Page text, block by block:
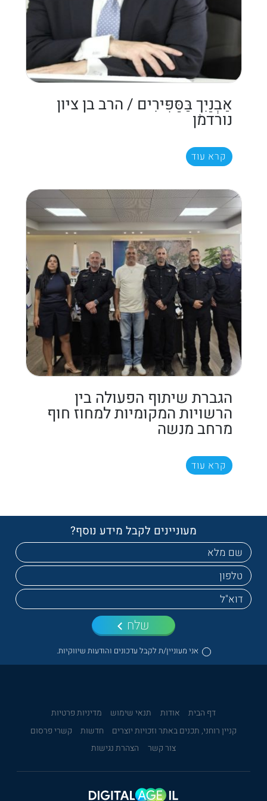
אַבְנַיִךְ בַּסַּפִּירִים / הרב בן ציון
נורדמן
קרא עוד
הגברת שיתוף הפעולה בין
הרשויות המקומיות למחוז חוף
מרחב מנשה
קרא עוד
מעוניינים לקבל מידע נוסף?
אני מעוניין/ת לקבל עדכונים והודעות שיווקיות.
שלח
דף הבית אודות תנאי שימוש
מדיניות פרטיות
קניין רוחני, תכנים באתר וזכויות יוצרים
חדשות
קשרי פרסום
צור קשר
הצהרת נגישות